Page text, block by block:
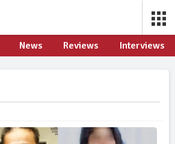
News Reviews Interviews